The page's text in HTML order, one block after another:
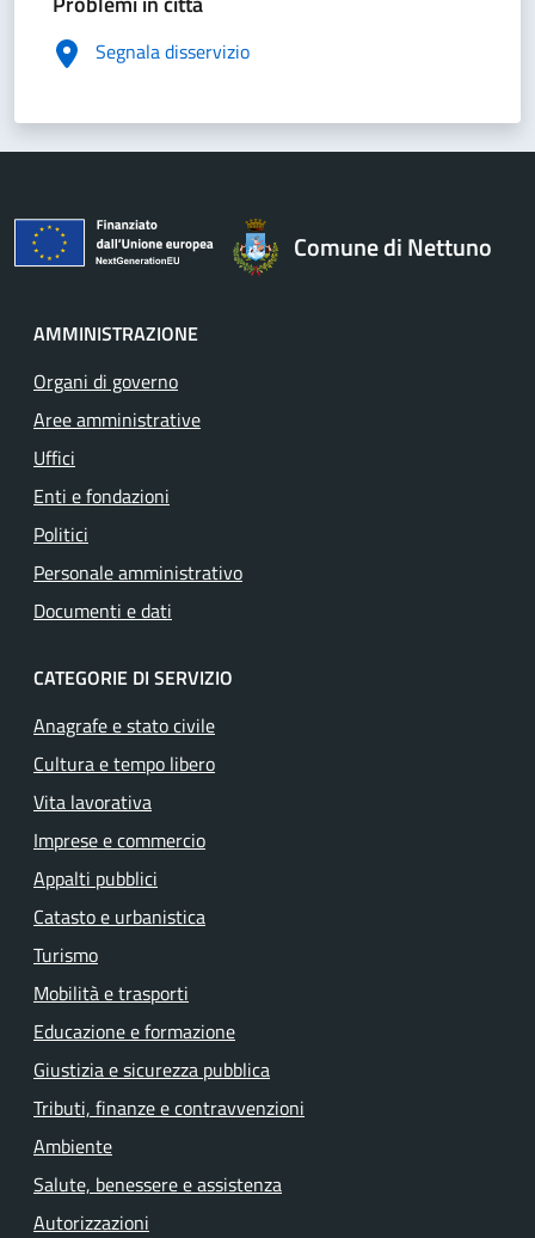
Segnala disservizio
Comune di Nettuno
AMMINISTRAZIONE
Organi di governo
Aree amministrative
Uffici
Enti e fondazioni
Politici
Personale amministrativo
Documenti e dati
CATEGORIE DI SERVIZIO
Anagrafe e stato civile
Cultura e tempo libero
Vita lavorativa
Imprese e commercio
Appalti pubblici
Catasto e urbanistica
Turismo
Mobilità e trasporti
Educazione e formazione
Giustizia e sicurezza pubblica
Tributi, finanze e contravvenzioni
Ambiente
Salute, benessere e assistenza
Autorizzazioni